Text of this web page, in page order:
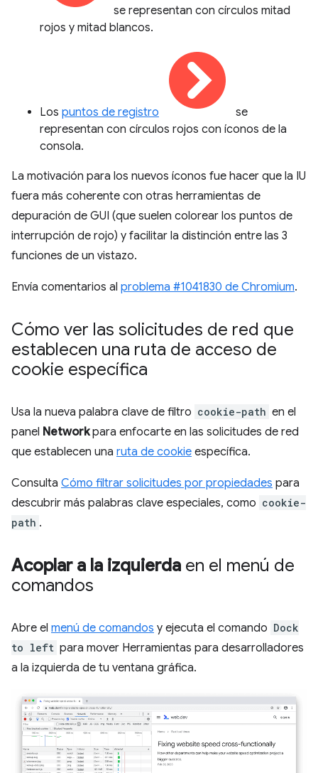
se representan con círculos mitad
rojos y mitad blancos.
Los puntos de registro
se
representan con círculos rojos con íconos de la
consola.
La motivación para los nuevos íconos fue hacer que la IU
fuera más coherente con otras herramientas de
depuración de GUI (que suelen colorear los puntos de
interrupción de rojo) y facilitar la distinción entre las 3
funciones de un vistazo.
Envía comentarios al problema #1041830 de Chromium.
Cómo ver las solicitudes de red que
establecen una ruta de acceso de
cookie específica
Usa la nueva palabra clave de filtro cookie-path en el
panel Networkpara enfocarte en las solicitudes de red
que establecen una ruta de cookie específica.
Consulta Cómo filtrar solicitudes por propiedades para
descubrir más palabras clave especiales, como cookie-
path .
Acoplar a la izquierda en el menú de
comandos
Abre el menú de comandos y ejecuta el comando Dock
to left para mover Herramientas para desarrolladores
a la izquierda de tu ventana gráfica.